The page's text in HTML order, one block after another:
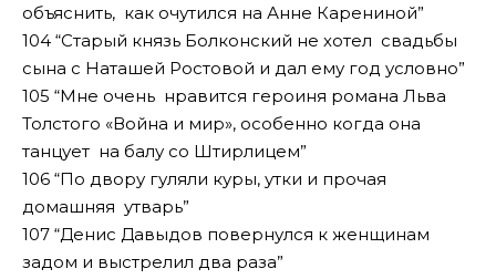
объяснить, как очутился на Анне Карениной”
104 “Старый князь Болконский не хотел свадьбы
сына с Hаташей Ростовой и дал ему год условно”
105 “Мне очень нравится героиня романа Льва
Толстого «Война и мир», особенно когда она
танцует на балу со Штирлицем”
106 “По двору гуляли куры, утки и прочая
домашняя утварь”
107 “Денис Давыдов повернулся к женщинам
задом и выстрелил два раза”